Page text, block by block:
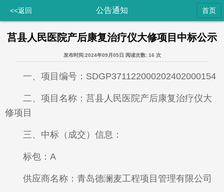
<<返回 公告通知 首页
莒县人民医院产后康复治疗仪大修项目中标公示
发布时间:2024年09月05日 阅读次数: 16 次
一、项目编号：SDGP371122000202402000154
二、项目名称：莒县人民医院产后康复治疗仪大
修项目
三、中标（成交）信息：
标包：A
供应商名称：青岛德澜麦工程项目管理有限公司